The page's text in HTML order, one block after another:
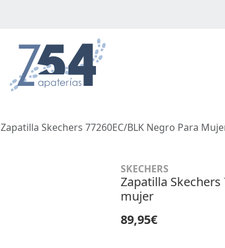
Zapatilla Skechers 77260EC/BLK Negro Para
SKECHERS
Zapatilla Skechers
mujer
89,95€